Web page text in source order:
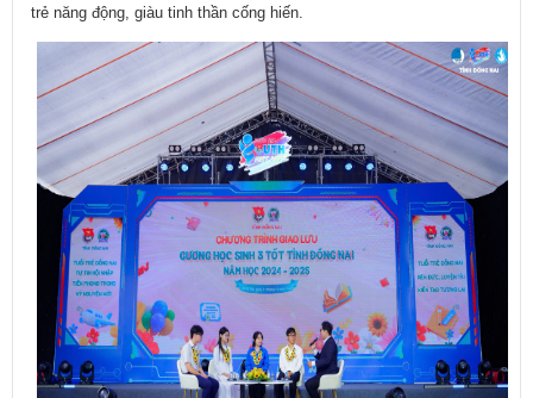
trẻ năng động, giàu tinh thần cống hiến.